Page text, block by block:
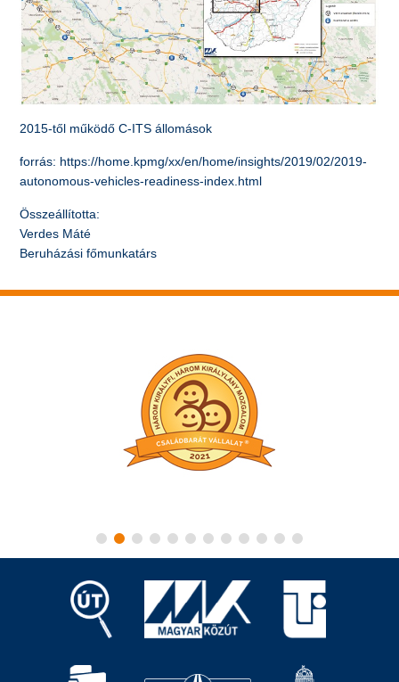
2015-től működő C-ITS állomások
forrás: https://home.kpmg/xx/en/home/insights/2019/02/2019-
autonomous-vehicles-readiness-index.html
Összeállította:
Verdes Máté
Beruházási főmunkatárs